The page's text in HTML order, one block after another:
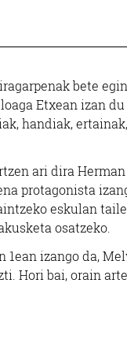
bete
Etxean izan
handiak,
ari dira
protagonista
eskulan
osatzeko.
1ean izango da,
Hori bai, orain
Argitaletxeak
ALBERDANIA
Irun